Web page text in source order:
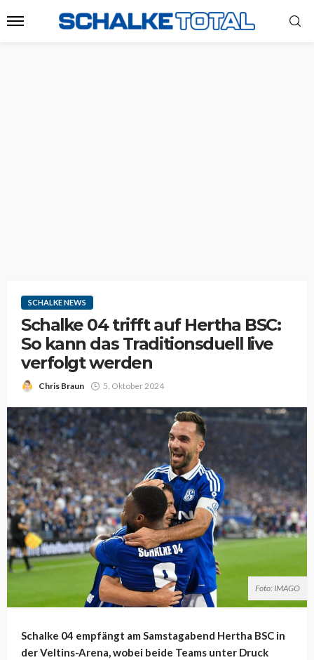
SCHALKE NEWS
Schalke 04 trifft auf Hertha BSC:
So kann das Traditionsduell live
verfolgt werden
Chris Braun 5. Oktober 2024
Foto: IMAGO
Schalke 04 empfängt am Samstagabend Hertha BSC in
der Veltins-Arena, wobei beide Teams unter Druck